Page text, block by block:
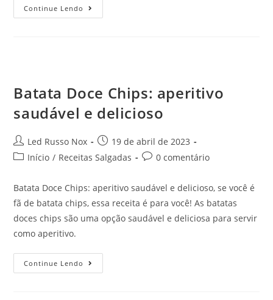
Continue Lendo
Batata Doce Chips: aperitivo
saudável e delicioso
Led Russo Nox
19 de abril de 2023
Início / Receitas Salgadas 0 comentário
Batata Doce Chips: aperitivo saudável e delicioso, se você é
fã de batata chips, essa receita é para você! As batatas
doces chips são uma opção saudável e deliciosa para servir
como aperitivo.
Continue Lendo